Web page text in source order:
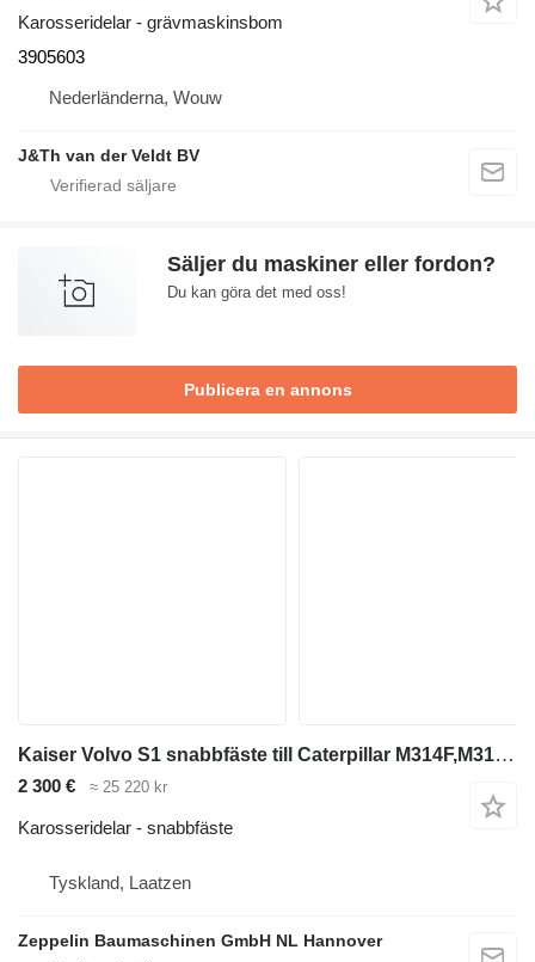
Karosseridelar - grävmaskinsbom
3905603
Nederländerna, Wouw
J&Th van der Veldt BV
Säljer du maskiner eller fordon?
Du kan göra det med oss!
Publicera en annons
Kaiser Volvo S1 snabbfäste till Caterpillar M314F,M315C,M316F,M316C/D,M318F,M323F grävmaskin
2 300 € ≈ 25 220 kr
Karosseridelar - snabbfäste
Tyskland, Laatzen
Zeppelin Baumaschinen GmbH NL Hannover